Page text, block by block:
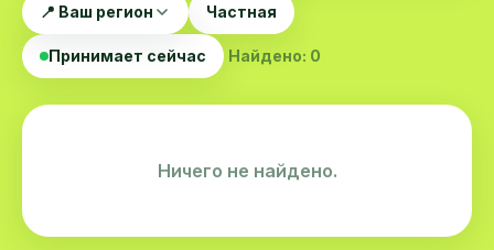
📍 Ваш регион Частная
Принимает сейчас Найдено: 0
Ничего не найдено.